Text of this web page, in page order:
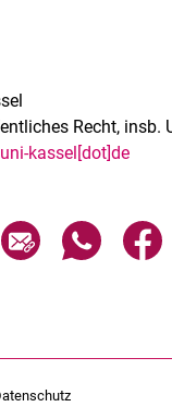
Recht, insb.
kassel[dot]de
Seite über E-
Seite